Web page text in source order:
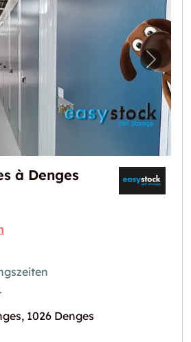
für "Garde-meubles à
à Denges
1026 Denges